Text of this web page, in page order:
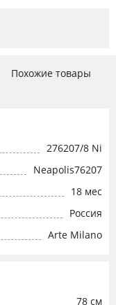
Похожие товары
276207/8 Ni
Neapolis76207
18 мес
Россия
Arte Milano
78 см